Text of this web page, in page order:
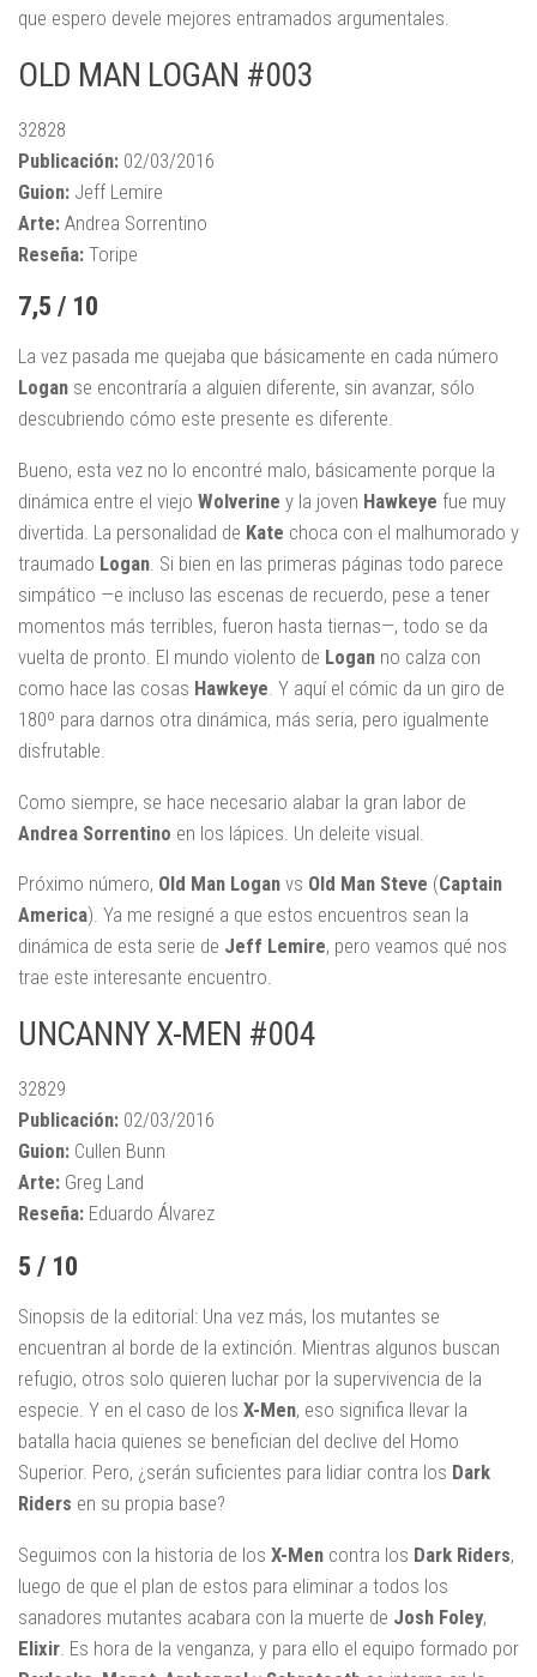
que espero devele mejores entramados argumentales.
OLD MAN LOGAN #003
32828
Publicación: 02/03/2016
Guion: Jeff Lemire
Arte: Andrea Sorrentino
Reseña: Toripe
7,5 / 10
La vez pasada me quejaba que básicamente en cada número
Logan se encontraría a alguien diferente, sin avanzar, sólo
descubriendo cómo este presente es diferente.
Bueno, esta vez no lo encontré malo, básicamente porque la
dinámica entre el viejo Wolverine y la joven Hawkeye fue muy
divertida. La personalidad de Kate choca con el malhumorado y
traumado Logan . Si bien en las primeras páginas todo parece
simpático —e incluso las escenas de recuerdo, pese a tener
momentos más terribles, fueron hasta tiernas—, todo se da
vuelta de pronto. El mundo violento de Logan no calza con
como hace las cosas Hawkeye . Y aquí el cómic da un giro de
180º para darnos otra dinámica, más seria, pero igualmente
disfrutable.
Como siempre, se hace necesario alabar la gran labor de
Andrea Sorrentino en los lápices. Un deleite visual.
Próximo número, Old Man Logan vs Old Man Steve (Captain
America). Ya me resigné a que estos encuentros sean la
dinámica de esta serie de Jeff Lemire, pero veamos qué nos
trae este interesante encuentro.
UNCANNY X-MEN #004
32829
Publicación: 02/03/2016
Guion: Cullen Bunn
Arte: Greg Land
Reseña: Eduardo Álvarez
5 / 10
Sinopsis de la editorial: Una vez más, los mutantes se
encuentran al borde de la extinción. Mientras algunos buscan
refugio, otros solo quieren luchar por la supervivencia de la
especie. Y en el caso de los X-Men, eso significa llevar la
batalla hacia quienes se benefician del declive del Homo
Superior. Pero, ¿serán suficientes para lidiar contra los Dark
Riders en su propia base?
Seguimos con la historia de los X-Men contra los Dark Riders,
luego de que el plan de estos para eliminar a todos los
sanadores mutantes acabara con la muerte de Josh Foley,
Elixir . Es hora de la venganza, y para ello el equipo formado por